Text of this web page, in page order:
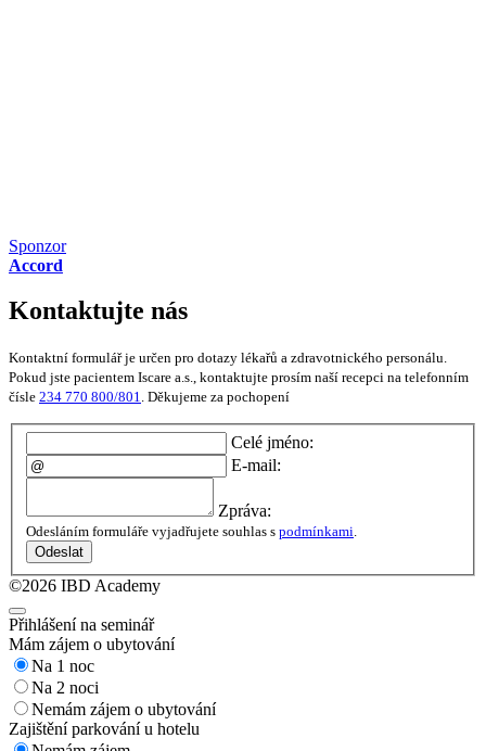
Sponzor
Accord
Kontaktujte nás
Kontaktní formulář je určen pro dotazy lékařů a zdravotnického personálu.
Pokud jste pacientem Iscare a.s., kontaktujte prosím naší recepci na telefonním
čísle 234 770 800/801. Děkujeme za pochopení
Celé jméno:
E-mail:
Zpráva:
Odesláním formuláře vyjadřujete souhlas s podmínkami
Odeslat
©2026 IBD Academy
Přihlášení na seminář
Mám zájem o ubytování
Na 1 noc
Na 2 noci
Nemám zájem o ubytování
Zajištění parkování u hotelu